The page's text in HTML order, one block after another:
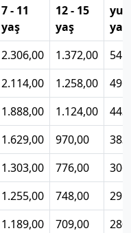
7 - 11
yaş
12 - 15
yaş
yaş
2.306,00 1.372,00
2.114,00 1.258,00
1.888,00 1.124,00
1.629,00 970,00
1.303,00 776,00
1.255,00 748,00
1.189,00 709,00